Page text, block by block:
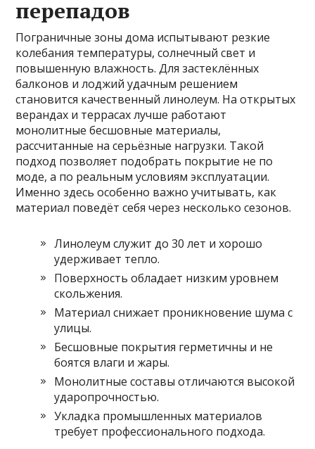
перепадов
Пограничные зоны дома испытывают резкие
колебания температуры, солнечный свет и
повышенную влажность. Для застеклённых
балконов и лоджий удачным решением
становится качественный линолеум. На открытых
верандах и террасах лучше работают
монолитные бесшовные материалы,
рассчитанные на серьёзные нагрузки. Такой
подход позволяет подобрать покрытие не по
моде, а по реальным условиям эксплуатации.
Именно здесь особенно важно учитывать, как
материал поведёт себя через несколько сезонов.
Линолеум служит до 30 лет и хорошо
удерживает тепло.
Поверхность обладает низким уровнем
скольжения.
Материал снижает проникновение шума с
улицы.
Бесшовные покрытия герметичны и не
боятся влаги и жары.
Монолитные составы отличаются высокой
ударопрочностью.
Укладка промышленных материалов
требует профессионального подхода.